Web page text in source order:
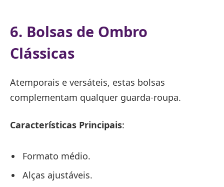
6. Bolsas de Ombro
Clássicas
Atemporais e versáteis, estas bolsas
complementam qualquer guarda-roupa.
Características Principais:
Formato médio.
Alças ajustáveis.